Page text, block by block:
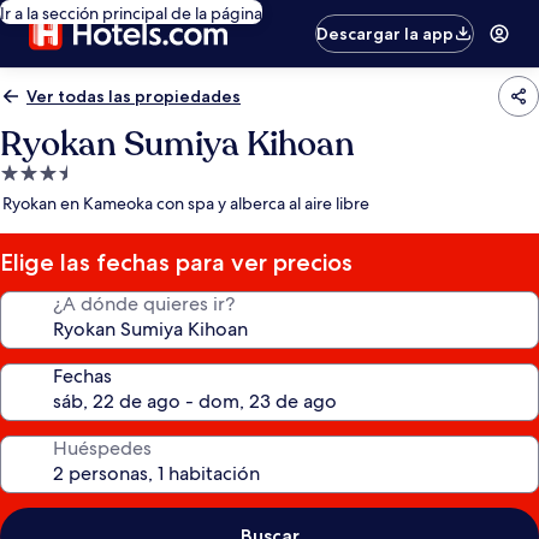
Ir a la sección principal de la página
Descargar la app
Ver todas las propiedades
Ryokan Sumiya Kihoan
Propiedad
de
estrellas
Ryokan en Kameoka con spa y alberca al aire libre
Elige las fechas para ver precios
¿A dónde quieres ir?
Fechas
Huéspedes